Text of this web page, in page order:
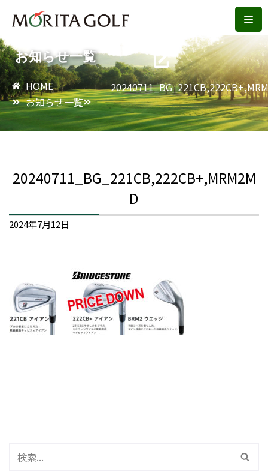
ン
テ
ン
ツ
へ
ス
プ
お知らせ一覧
HOME
お知らせ一覧
20240711_BG_221CB,222CB+,MRM2M
D
2024年7月12日